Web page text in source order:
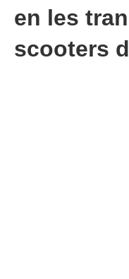
en les
scooters